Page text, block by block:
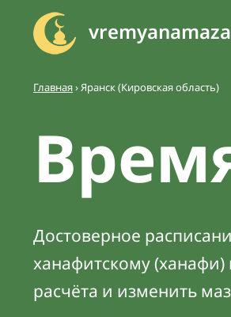
Главная›Яранск (Кировская область)
Достоверное
ханафитскому
расчёта и изменить